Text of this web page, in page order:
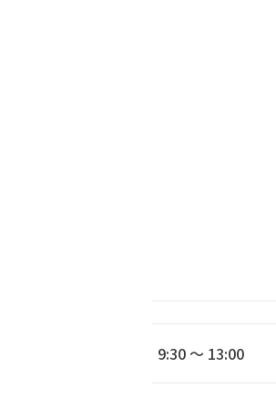
9:30 ～ 13:00